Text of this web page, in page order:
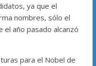
ya que el
nombres, sólo el
año pasado alcanzó
para el Nobel de